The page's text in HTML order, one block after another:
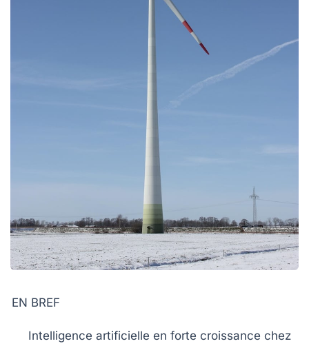
EN BREF
Intelligence artificielle en forte croissance chez